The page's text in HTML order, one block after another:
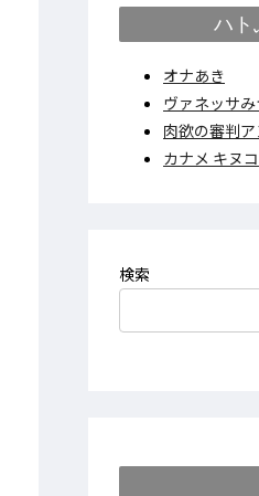
ハト
オナあき
ヴァネッサ
肉欲の審判ア
カナメ キヌコ
検索